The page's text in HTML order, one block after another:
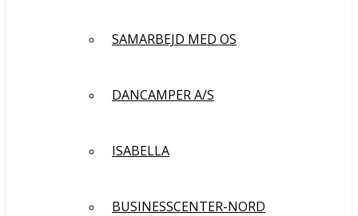
SAMARBEJD MED OS
DANCAMPER A/S
ISABELLA
BUSINESSCENTER-NORD